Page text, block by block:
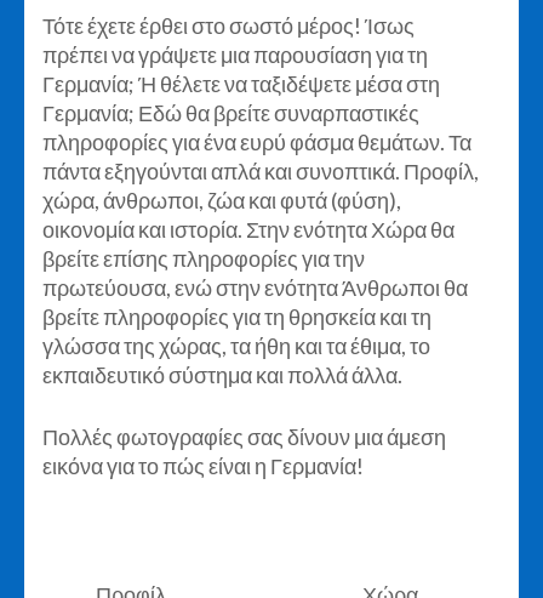
Τότε έχετε έρθει στο σωστό μέρος! Ίσως
πρέπει να γράψετε μια παρουσίαση για τη
Γερμανία; Ή θέλετε να ταξιδέψετε μέσα στη
Γερμανία; Εδώ θα βρείτε συναρπαστικές
πληροφορίες για ένα ευρύ φάσμα θεμάτων. Τα
πάντα εξηγούνται απλά και συνοπτικά. Προφίλ,
χώρα, άνθρωποι, ζώα και φυτά (φύση),
οικονομία και ιστορία. Στην ενότητα Χώρα θα
βρείτε επίσης πληροφορίες για την
πρωτεύουσα, ενώ στην ενότητα Άνθρωποι θα
βρείτε πληροφορίες για τη θρησκεία και τη
γλώσσα της χώρας, τα ήθη και τα έθιμα, το
εκπαιδευτικό σύστημα και πολλά άλλα.
Πολλές φωτογραφίες σας δίνουν μια άμεση
εικόνα για το πώς είναι η Γερμανία!